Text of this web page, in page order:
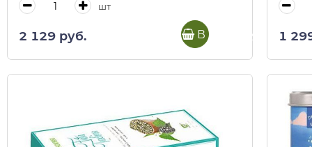
шт
2 129 руб. В корзину 1